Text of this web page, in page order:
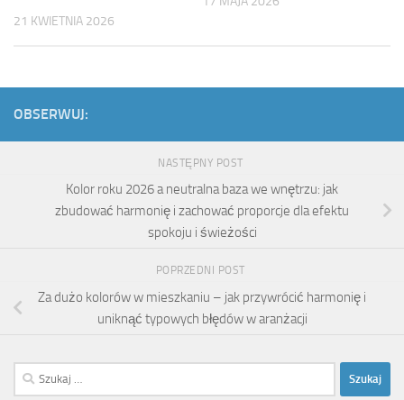
21 KWIETNIA 2026
OBSERWUJ:
NASTĘPNY POST
Kolor roku 2026 a neutralna baza we wnętrzu: jak
zbudować harmonię i zachować proporcje dla efektu
spokoju i świeżości
POPRZEDNI POST
Za dużo kolorów w mieszkaniu – jak przywrócić harmonię i
uniknąć typowych błędów w aranżacji
Szukaj: